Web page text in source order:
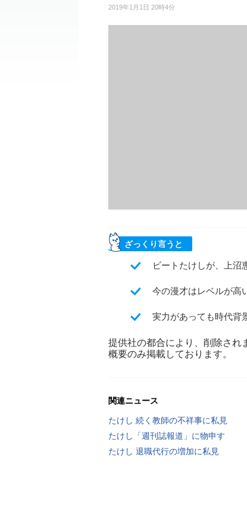
2019年1月1日 20時4分
ざっくり言うと
ビートたけしが、上沼
今の漫才はレベルが高
実力があっても時代背
提供社の都合により、削除され
概要のみ掲載しております。
関連ニュース
たけし 続く教師の不祥事に私見
たけし「週刊誌報道」に物申す
たけし 退職代行の増加に私見